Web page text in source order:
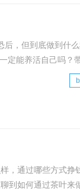
后，但到底做到什
定能养活自己吗？
7万，每千播放赚1
路上，B站其实操
，通过哪些方式挣
到如何通过茶叶来